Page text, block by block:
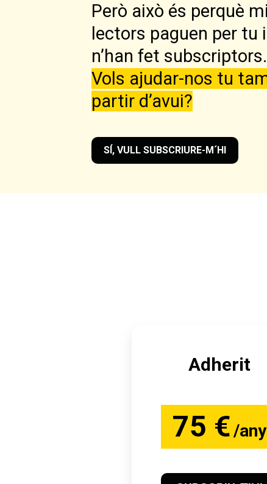
Però això és perquè
lectors paguen per tu
n’han fet subscriptors.
Vols ajudar-nos tu
partir d’avui?
SÍ, VULL SUBSCRIURE-M´HI
Adherit
75 €/any